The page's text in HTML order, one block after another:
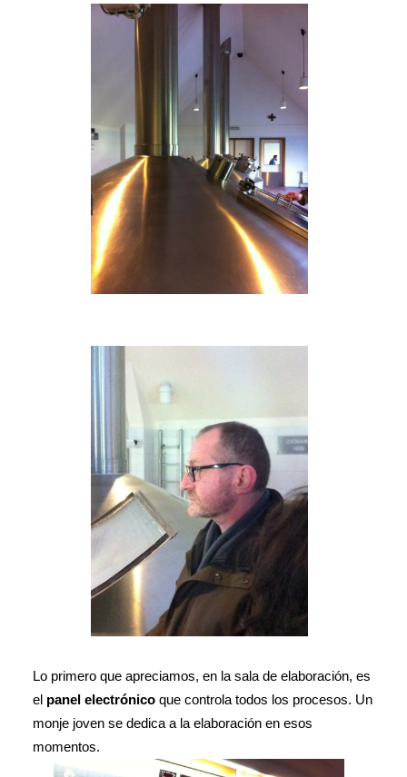
Lo primero que apreciamos, en la sala de elaboración, es
el panel electrónico que controla todos los procesos. Un
monje joven se dedica a la elaboración en esos
momentos.